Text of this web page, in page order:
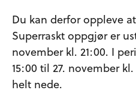
Du kan derfor oppleve
Superraskt oppgjør er
november kl. 21:00. I
15:00 til 27. november
helt nede.